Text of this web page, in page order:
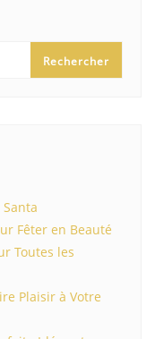
Rechercher
Fêter en Beauté
Toutes les
Plaisir à Votre